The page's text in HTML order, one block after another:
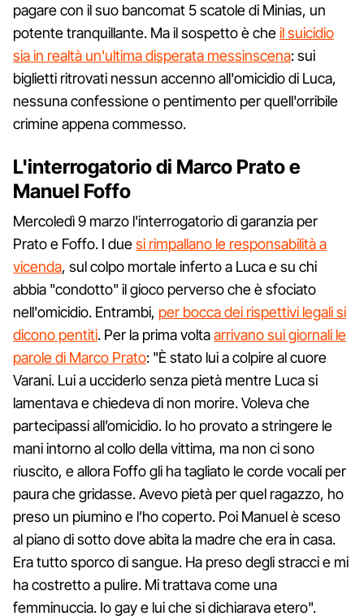
pagare con il suo bancomat 5 scatole di Minias, un
potente tranquillante. Ma il sospetto è cheil suicidio
sia in realtà un'ultima disperata messinscena: sui
biglietti ritrovati nessun accenno all'omicidio di Luca,
nessuna confessione o pentimento per quell'orribile
crimine appena commesso.
L'interrogatorio di Marco Prato e
Manuel Foffo
Mercoledì 9 marzo l'interrogatorio di garanzia per
Prato e Foffo. I duesi rimpallano le responsabilità a
vicenda, sul colpo mortale inferto a Luca e su chi
abbia "condotto" il gioco perverso che è sfociato
nell'omicidio. Entrambi, per bocca dei rispettivi legali si
dicono pentiti. Per la prima voltaarrivano sui giornali le
parole di Marco Prato: "È stato lui a colpire al cuore
Varani. Lui a ucciderlo senza pietà mentre Luca si
lamentava e chiedeva di non morire. Voleva che
partecipassi all’omicidio. Io ho provato a stringere le
mani intorno al collo della vittima, ma non ci sono
riuscito, e allora Foffo gli ha tagliato le corde vocali per
paura che gridasse. Avevo pietà per quel ragazzo, ho
preso un piumino e l’ho coperto. Poi Manuel è sceso
al piano di sotto dove abita la madre che era in casa.
Era tutto sporco di sangue. Ha preso degli stracci e mi
ha costretto a pulire. Mi trattava come una
femminuccia. Io gay e lui che si dichiarava etero".